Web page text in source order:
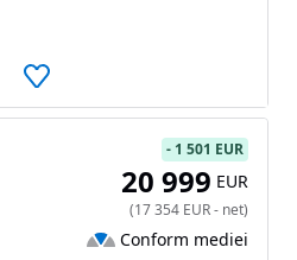
- 1 501 EUR
20 999 EUR
(17 354 EUR- net)
Conform mediei